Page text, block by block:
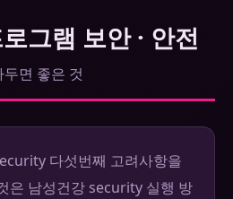
그램 보안 · 안전
면 좋은 것
다섯번째 고려사항을
은 남성건강 security 실행 방